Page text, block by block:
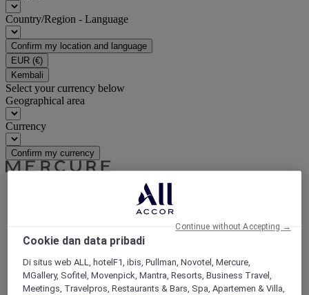
Country/Region - Language
Confirm my location and language
EUR (€)
Kembali
Select your currency below
Geographical area
Currency
Confirm my currency
Lower Saxony
Laatzen
Cookie dan data pribadi
Di situs web ALL, hotelF1, ibis, Pullman, Novotel, Mercure,
MGallery, Sofitel, Movenpick, Mantra, Resorts, Business Travel,
Meetings, Travelpros, Restaurants & Bars, Spa, Apartemen & Villa,
Continue without Accepting →